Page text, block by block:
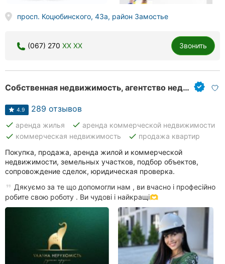
просп. Коцюбинского, 43а, район Замостье
(067) 270 XX XX Звонить
Собственная недвижимость, агентство недвижимости
4.9 289 отзывов
done аренда жилья done аренда коммерческой недвижимости
done коммерческая недвижимость done продажа квартир
Покупка, продажа, аренда жилой и коммерческой
недвижимости, земельных участков, подбор объектов,
сопровождение сделок, юридическая проверка.
Дякуємо за те що допомогли нам , ви вчасно і професійно
робите свою роботу . Ви чудові і найкращі🫶